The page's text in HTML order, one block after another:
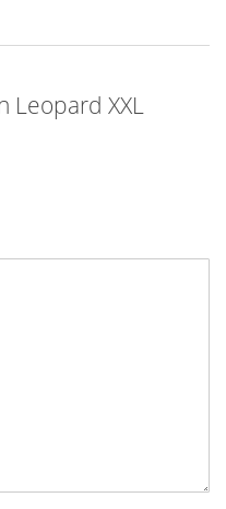
Leopard XXL